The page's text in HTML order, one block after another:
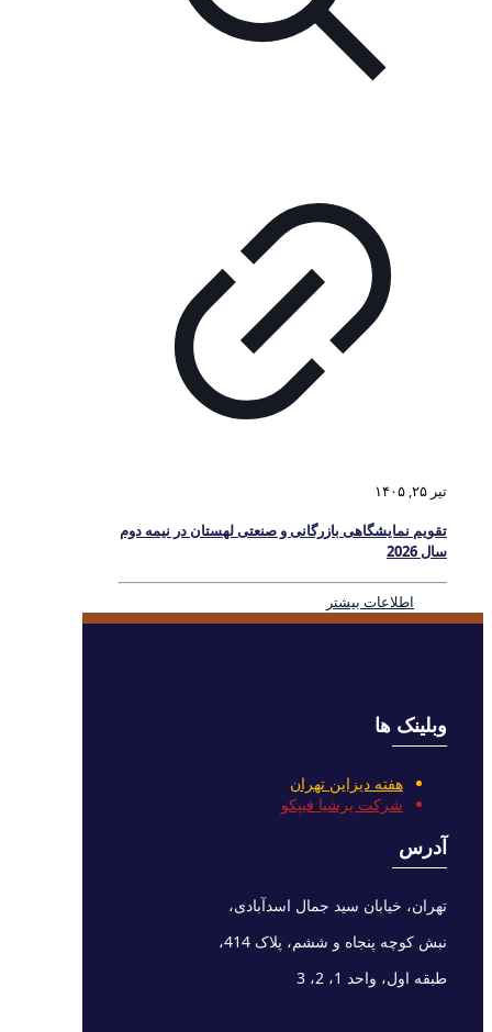
تیر ۲۵, ۱۴۰۵
تقویم نمایشگاهی بازرگانی و صنعتی لهستان در نیمه دوم
سال 2026
اطلاعات بیشتر
وبلینک ها
هفته دیزاین تهران
شرکت پرشیا فیپکو
آدرس
تهران، خیابان سید جمال اسدآبادی،
نبش کوچه پنجاه و ششم، پلاک 414،
طبقه اول، واحد 1، 2، 3